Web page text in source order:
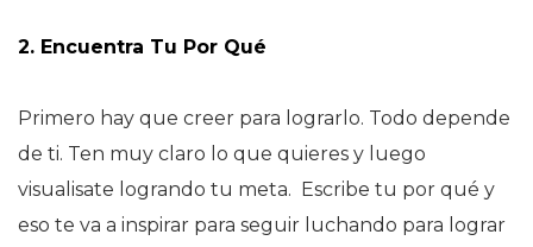
2. Encuentra Tu Por Qué
Primero hay que creer para lograrlo. Todo depende
de ti. Ten muy claro lo que quieres y luego
visualisate logrando tu meta. Escribe tu por qué y
eso te va a inspirar para seguir luchando para lograr